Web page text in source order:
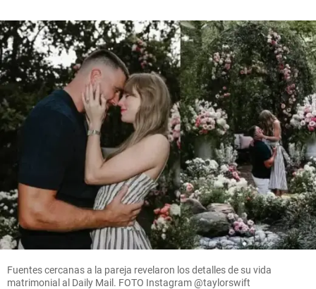
Fuentes cercanas a la pareja revelaron los detalles de su vida
matrimonial al Daily Mail. FOTO Instagram @taylorswift